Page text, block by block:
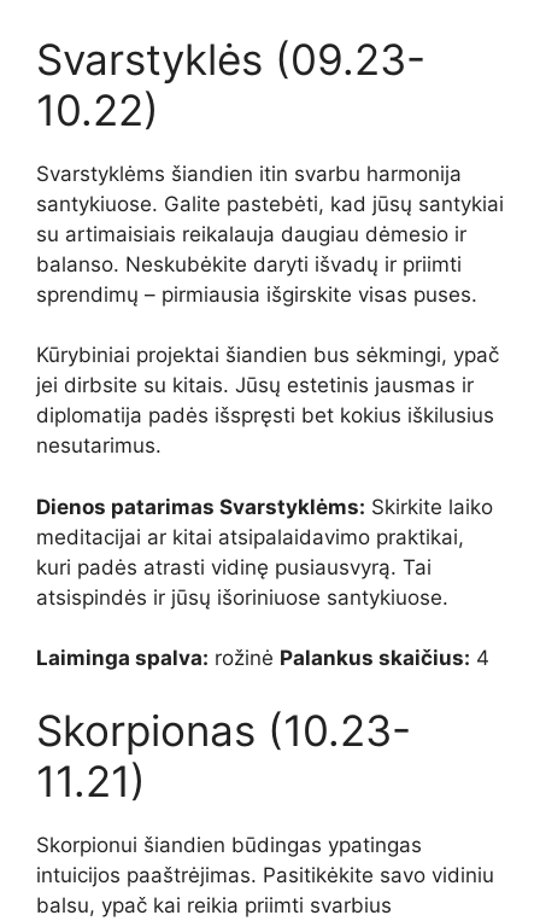
Svarstyklės (09.23-
10.22)
Svarstyklėms šiandien itin svarbu harmonija
santykiuose. Galite pastebėti, kad jūsų santykiai
su artimaisiais reikalauja daugiau dėmesio ir
balanso. Neskubėkite daryti išvadų ir priimti
sprendimų – pirmiausia išgirskite visas puses.
Kūrybiniai projektai šiandien bus sėkmingi, ypač
jei dirbsite su kitais. Jūsų estetinis jausmas ir
diplomatija padės išspręsti bet kokius iškilusius
nesutarimus.
Dienos patarimas Svarstyklėms: Skirkite laiko
meditacijai ar kitai atsipalaidavimo praktikai,
kuri padės atrasti vidinę pusiausvyrą. Tai
atsispindės ir jūsų išoriniuose santykiuose.
Laiminga spalva: rožinė Palankus skaičius: 4
Skorpionas (10.23-
11.21)
Skorpionui šiandien būdingas ypatingas
intuicijos paaštrėjimas. Pasitikėkite savo vidiniu
balsu, ypač kai reikia priimti svarbius